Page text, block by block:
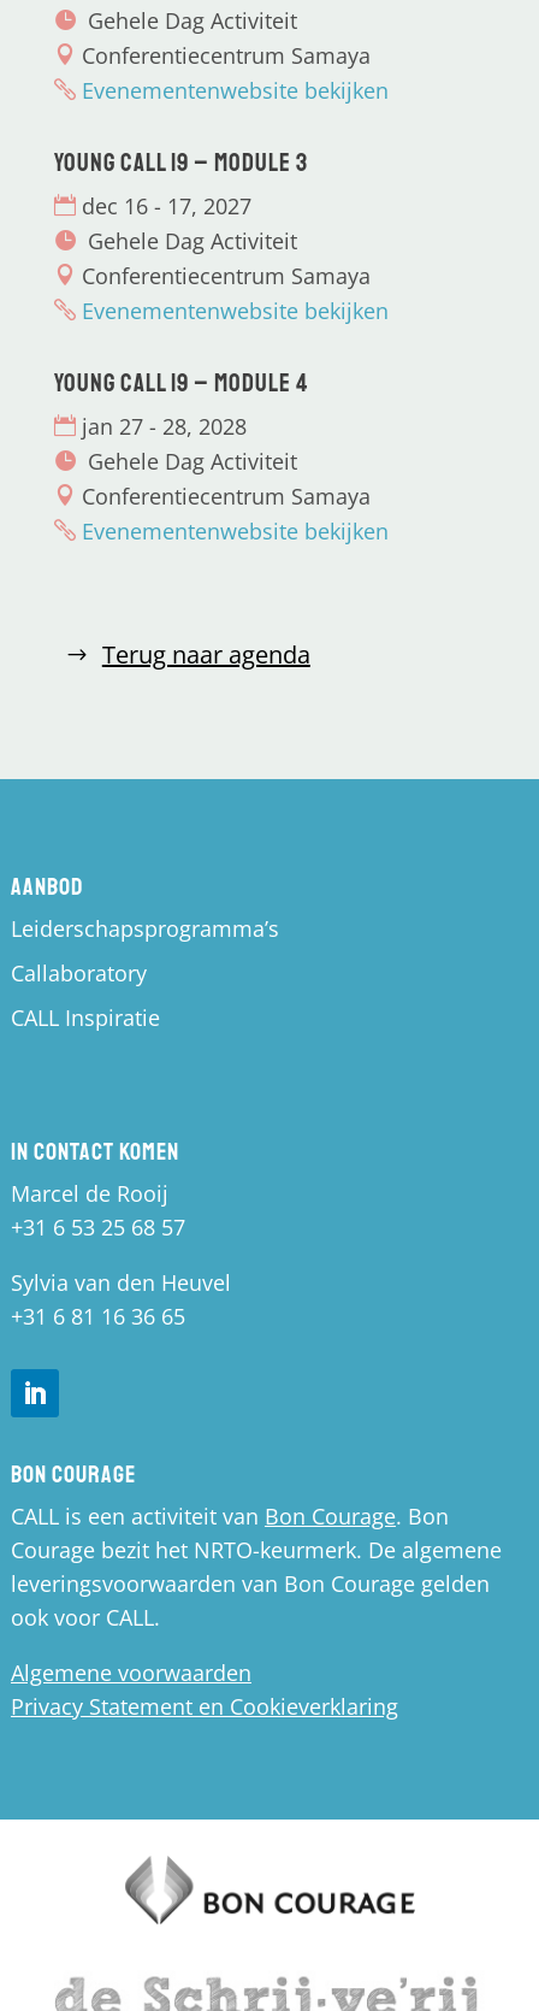
Gehele Dag Activiteit
Conferentiecentrum Samaya
Evenementenwebsite bekijken
Young CALL 19 – Module 3
dec 16 - 17, 2027
Gehele Dag Activiteit
Conferentiecentrum Samaya
Evenementenwebsite bekijken
Young CALL 19 – Module 4
jan 27 - 28, 2028
Gehele Dag Activiteit
Conferentiecentrum Samaya
Evenementenwebsite bekijken
Terug naar agenda
Aanbod
Leiderschapsprogramma’s
Callaboratory
CALL Inspiratie
In contact komen
Marcel de Rooij
+31 6 53 25 68 57
Sylvia van den Heuvel
+31 6 81 16 36 65
Bon Courage
CALL is een activiteit van Bon Courage. Bon
Courage bezit het NRTO-keurmerk. De algemene
leveringsvoorwaarden van Bon Courage gelden
ook voor CALL.
Algemene voorwaarden
Privacy Statement en Cookieverklaring